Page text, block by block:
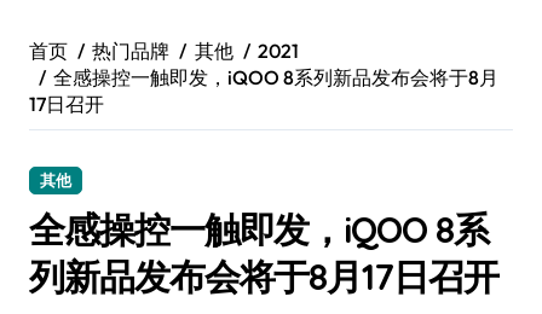
首页 热门品牌 其他
2021
全感操控一触即发，iQOO 8系列新品发布会将于8月
17日召开
其他
全感操控一触即发，iQOO 8系
列新品发布会将于8月17日召开